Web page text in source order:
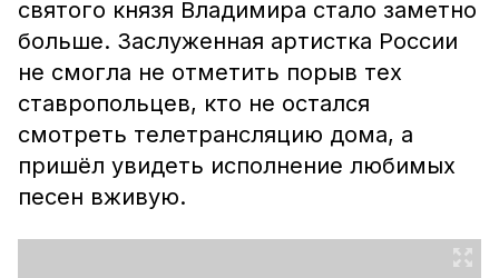
святого князя Владимира стало заметно
больше. Заслуженная артистка России
не смогла не отметить порыв тех
ставропольцев, кто не остался
смотреть телетрансляцию дома, а
пришёл увидеть исполнение любимых
песен вживую.